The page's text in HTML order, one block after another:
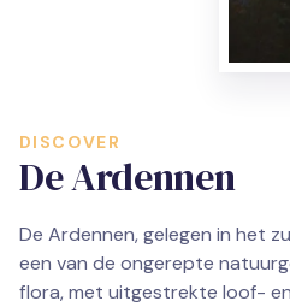
DISCOVER
De Ardennen
De Ardennen, gelegen in het
een van de ongerepte
flora, met uitgestrekte loof-